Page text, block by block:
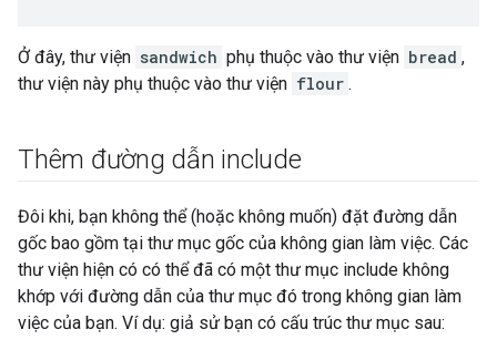
Ở đây, thư viện sandwich phụ thuộc vào thư viện bread ,
thư viện này phụ thuộc vào thư viện flour .
Thêm đường dẫn include
Đôi khi, bạn không thể (hoặc không muốn) đặt đường dẫn
gốc bao gồm tại thư mục gốc của không gian làm việc. Các
thư viện hiện có có thể đã có một thư mục include không
khớp với đường dẫn của thư mục đó trong không gian làm
việc của bạn. Ví dụ: giả sử bạn có cấu trúc thư mục sau: